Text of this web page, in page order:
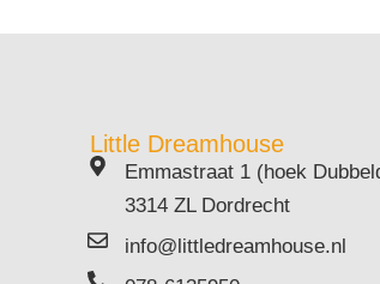
Little Dreamhouse
Emmastraat 1 (hoek
3314 ZL Dordrecht
info@littledreamhouse.nl